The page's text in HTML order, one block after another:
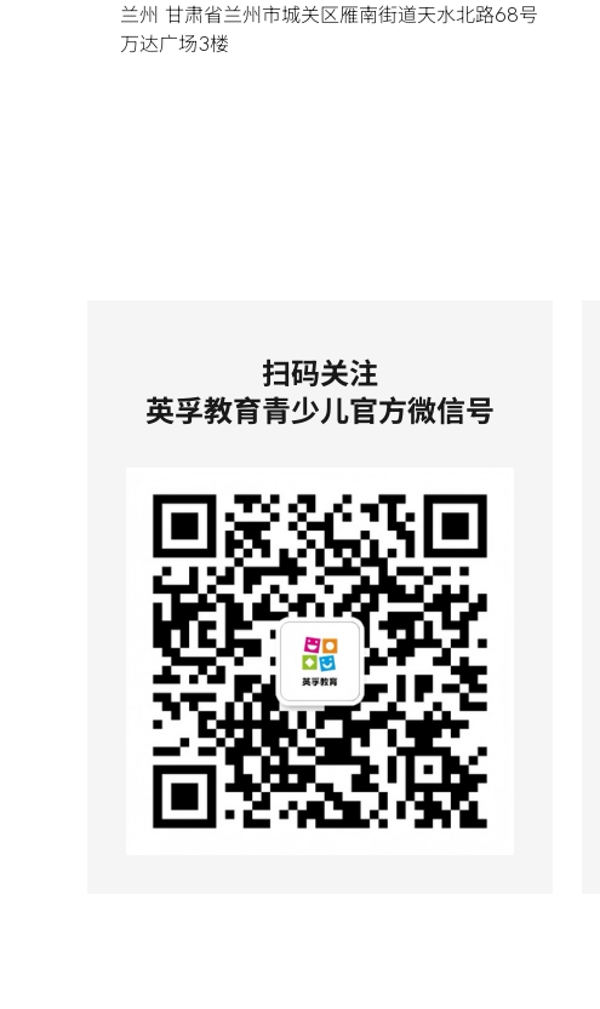
兰州 甘肃省兰州市城关区雁南街道天水北路68号
万达广场3楼
扫码关注
英孚教育青少儿官方微信号